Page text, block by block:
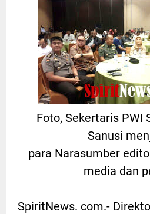
Foto, Sekertaris PWI
Sanusi
para Narasumber
media dan
SpiritNews. com.-